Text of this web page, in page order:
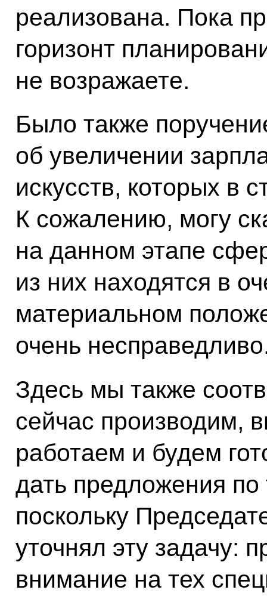
реализована. Пока
горизонт
не возражаете.
Было также
об увеличении
искусств, которых в
К сожалению, могу
на данном этапе
из них находятся в
материальном
очень
Здесь мы также
сейчас производим,
работаем и будем
дать предложения по
поскольку
уточнял эту задачу:
внимание на тех